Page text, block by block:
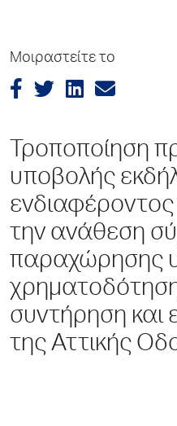
Μοιραστείτε το
Τροποποίηση
υποβολής
την ανάθεση
παραχώρησης
συντήρηση και
της Αττικής